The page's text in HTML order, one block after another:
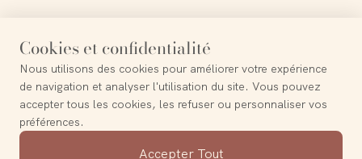
—Frederico Garcia Lorca
Cookies et confidentialité
Nous utilisons des cookies pour améliorer votre expérience
de navigation et analyser l'utilisation du site. Vous pouvez
accepter tous les cookies, les refuser ou personnaliser vos
préférences.
Accepter Tout